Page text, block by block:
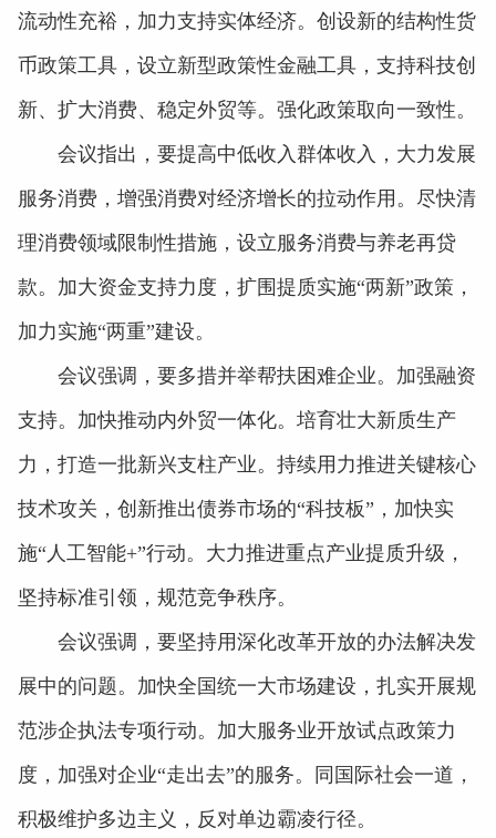
流动性充裕，加力支持实体经济。创设新的结构性货
币政策工具，设立新型政策性金融工具，支持科技创
新、扩大消费、稳定外贸等。强化政策取向一致性。
会议指出，要提高中低收入群体收入，大力发展
服务消费，增强消费对经济增长的拉动作用。尽快清
理消费领域限制性措施，设立服务消费与养老再贷
款。加大资金支持力度，扩围提质实施“两新”政策，
加力实施“两重”建设。
会议强调，要多措并举帮扶困难企业。加强融资
支持。加快推动内外贸一体化。培育壮大新质生产
力，打造一批新兴支柱产业。持续用力推进关键核心
技术攻关，创新推出债券市场的“科技板”，加快实
施“人工智能+”行动。大力推进重点产业提质升级，
坚持标准引领，规范竞争秩序。
会议强调，要坚持用深化改革开放的办法解决发
展中的问题。加快全国统一大市场建设，扎实开展规
范涉企执法专项行动。加大服务业开放试点政策力
度，加强对企业“走出去”的服务。同国际社会一道，
积极维护多边主义，反对单边霸凌行径。